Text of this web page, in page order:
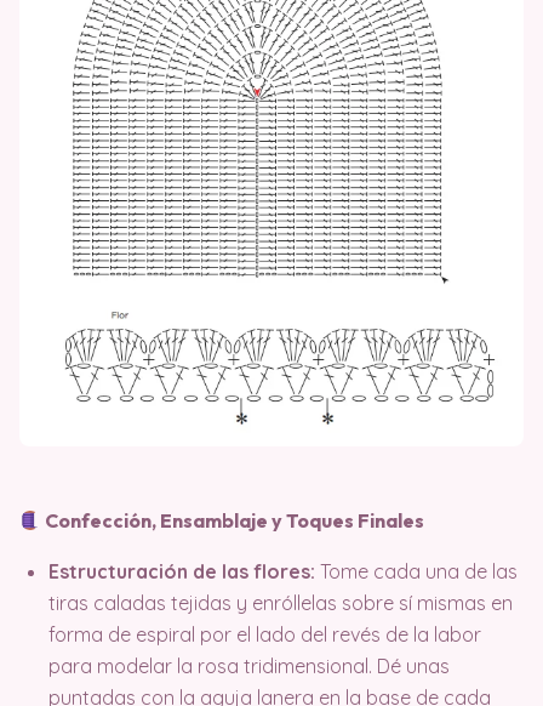
Confección, Ensamblaje y Toques Finales
Estructuración de las flores: Tome cada una de las
tiras caladas tejidas y enróllelas sobre sí mismas en
forma de espiral por el lado del revés de la labor
para modelar la rosa tridimensional. Dé unas
puntadas con la aguja lanera en la base de cada